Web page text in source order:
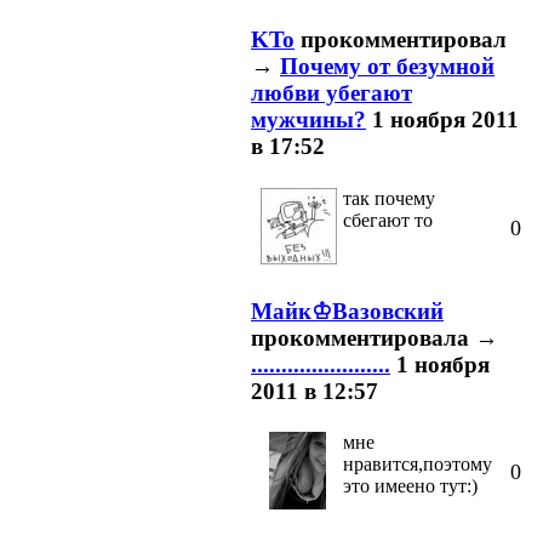
KTo прокомментировал
→ Почему от безумной
любви убегают
мужчины? 1 ноября 2011
в 17:52
так почему
сбегают то
0
Майк♔Вазовский
прокомментировала →
....................... 1 ноября
2011 в 12:57
мне
нравится,поэтому
это имеено тут:)
0